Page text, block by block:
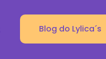
Blog do Lylica´s